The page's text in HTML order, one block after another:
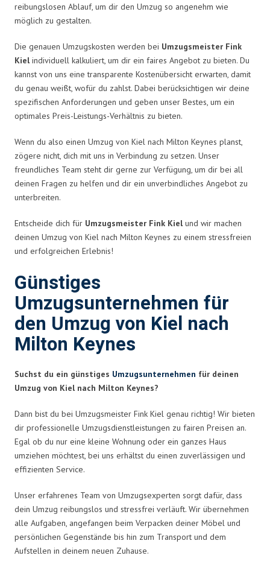
reibungslosen Ablauf, um dir den Umzug so angenehm wie
möglich zu gestalten.
Die genauen Umzugskosten werden bei Umzugsmeister Fink
Kielindividuell kalkuliert, um dir ein faires Angebot zu bieten. Du
kannst von uns eine transparente Kostenübersicht erwarten, damit
du genau weißt, wofür du zahlst. Dabei berücksichtigen wir deine
spezifischen Anforderungen und geben unser Bestes, um ein
optimales Preis-Leistungs-Verhältnis zu bieten.
Wenn du also einen Umzug von Kiel nach Milton Keynes planst,
zögere nicht, dich mit uns in Verbindung zu setzen. Unser
freundliches Team steht dir gerne zur Verfügung, um dir bei all
deinen Fragen zu helfen und dir ein unverbindliches Angebot zu
unterbreiten.
Entscheide dich für Umzugsmeister Fink Kielund wir machen
deinen Umzug von Kiel nach Milton Keynes zu einem stressfreien
und erfolgreichen Erlebnis!
Günstiges
Umzugsunternehmen für
den Umzug von Kiel nach
Milton Keynes
Suchst du ein günstiges Umzugsunternehmen für deinen
Umzug von Kiel nach Milton Keynes?
Dann bist du bei Umzugsmeister Fink Kiel genau richtig! Wir bieten
dir professionelle Umzugsdienstleistungen zu fairen Preisen an.
Egal ob du nur eine kleine Wohnung oder ein ganzes Haus
umziehen möchtest, bei uns erhältst du einen zuverlässigen und
effizienten Service.
Unser erfahrenes Team von Umzugsexperten sorgt dafür, dass
dein Umzug reibungslos und stressfrei verläuft. Wir übernehmen
alle Aufgaben, angefangen beim Verpacken deiner Möbel und
persönlichen Gegenstände bis hin zum Transport und dem
Aufstellen in deinem neuen Zuhause.